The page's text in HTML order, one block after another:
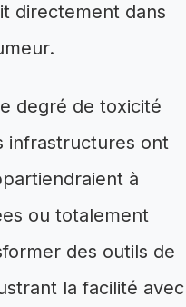
directement dans
degré de toxicité
infrastructures ont
à
ou totalement
des outils de
la facilité avec